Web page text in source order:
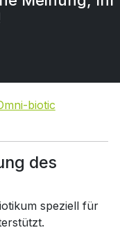
biotic
des
speziell für